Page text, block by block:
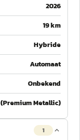
2026
19 km
Hybride
Automaat
Onbekend
Metallic)
1